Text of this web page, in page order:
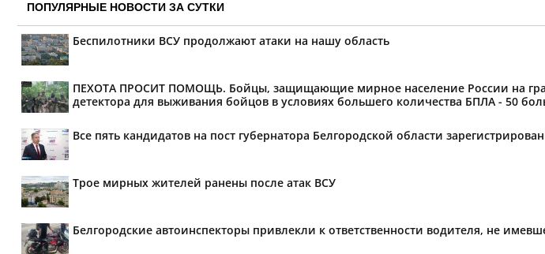
ПОПУЛЯРНЫЕ НОВОСТИ ЗА СУТКИ
Беспилотники ВСУ продолжают атаки на нашу область
ПЕХОТА ПРОСИТ ПОМОЩЬ. Бойцы, защищающие мирное население России на
детектора для выживания бойцов в условиях большего количества БПЛА - 50
Все пять кандидатов на пост губернатора Белгородской области
Трое мирных жителей ранены после атак ВСУ
Белгородские автоинспекторы привлекли к ответственности водителя, не